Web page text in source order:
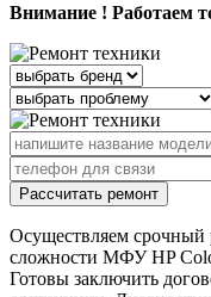
Внимание ! Работаем
Рассчитать ремонт
Осуществляем срочный
сложности МФУ HP
Готовы заключить